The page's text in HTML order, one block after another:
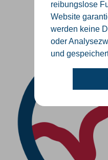
reibungslose
Website
werden keine
oder
und